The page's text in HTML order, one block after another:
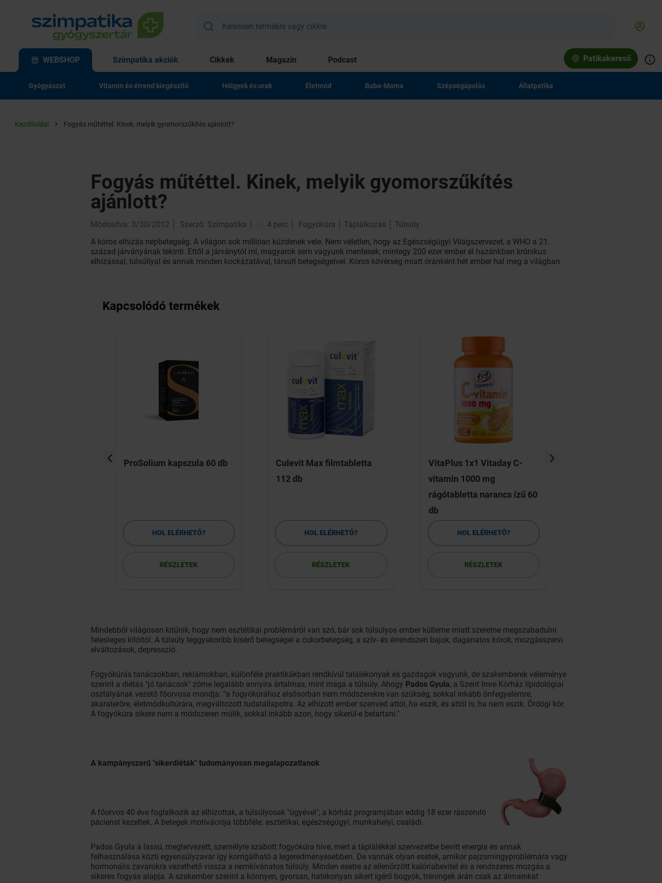
WEBSHOP Szimpatika akciók Cikkek Magazin Podcast Patikakereső
Gyógyászat Vitamin és étrend kiegészítő Hölgyek és urak Életmód Baba-Mama Szépségápolás Állatpatika
Kezdőoldal Fogyás műtéttel. Kinek, melyik gyomorszűkítés ajánlott?
Fogyás műtéttel. Kinek, melyik gyomorszűkítés
ajánlott?
Módosítva: 3/30/2012 Szerző: Szimpatika 4 perc Fogyókúra Táplálkozás
Túlsúly
A kóros elhízás népbetegség. A világon sok millióan küzdenek vele. Nem véletlen, hogy az Egészségügyi Világszervezet, a WHO a 21.
század járványának tekinti. Ettől a járványtól mi, magyarok sem vagyunk mentesek, mintegy 200 ezer ember él hazánkban krónikus
elhízással, túlsúllyal és annak minden kockázatával, társult betegségeivel. Kóros kövérség miatt óránként hét ember hal meg a világban.
Kapcsolódó termékek
ProSolium kapszula 60 db
HOL ELÉRHETŐ?
RÉSZLETEK
Culevit Max filmtabletta
112 db
HOL ELÉRHETŐ?
RÉSZLETEK
VitaPlus 1x1 Vitaday C-
vitamin 1000 mg
rágótabletta narancs ízű 60
db
HOL ELÉRHETŐ?
RÉSZLETEK
Mindebből világosan kitűnik, hogy nem esztétikai problémáról van szó, bár sok túlsúlyos ember külleme miatt szeretne megszabadulni
felesleges kilóitól. A túlsúly leggyakoribb kísérő betegségei a cukorbetegség, a szív- és érrendszeri bajok, daganatos kórok, mozgásszervi
elváltozások, depresszió.
Fogyókúrás tanácsokban, reklámokban, különféle praktikákban rendkívül találékonyak és gazdagok vagyunk, de szakemberek véleménye
szerint a diétás "jó tanácsok" zöme legalább annyira ártalmas, mint maga a túlsúly. Ahogy Pados Gyula, a Szent Imre Kórház lipidológiai
osztályának vezető főorvosa mondja: "a fogyókúrához elsősorban nem módszerekre van szükség, sokkal inkább önfegyelemre,
akaraterőre, életmódkultúrára, megváltozott tudatállapotra. Az elhízott ember szenved attól, ha eszik, és attól is, ha nem eszik. Ördögi kör.
A fogyókúra sikere nem a módszeren múlik, sokkal inkább azon, hogy sikerül-e betartani."
A kampányszerű "sikerdiéták" tudományosan megalapozatlanok
A főorvos 40 éve foglalkozik az elhízottak, a túlsúlyosak "ügyével"; a kórház programjában eddig 18 ezer rászoruló
pácienst kezeltek. A betegek motivációja többféle: esztétikai, egészségügyi, munkahelyi, családi.
Pados Gyula a lassú, megtervezett, személyre szabott fogyókúra híve, mert a táplálékkal szervezetbe bevitt energia és annak
felhasználása közti egyensúlyzavar így korrigálható a legeredményesebben. De vannak olyan esetek, amikor pajzsmirigyproblémára vagy
hormonális zavarokra vezethető vissza a nemkívánatos túlsúly. Minden esetre az ellenőrzött kalóriabevitel és a rendszeres mozgás a
sikeres fogyás alapja. A szakember szerint a könnyen, gyorsan, hatékonyan sikert ígérő bogyók, tréningek árán csak az álmainkat